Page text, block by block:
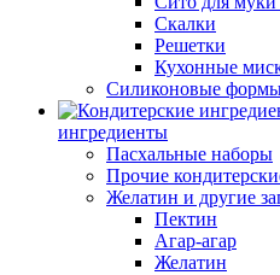
Скалки
Решетки
Кухонные
Силиконовые
ингредиенты
Пасхальные наборы
Прочие
Желатин и другие
Пектин
Агар-агар
Желатин